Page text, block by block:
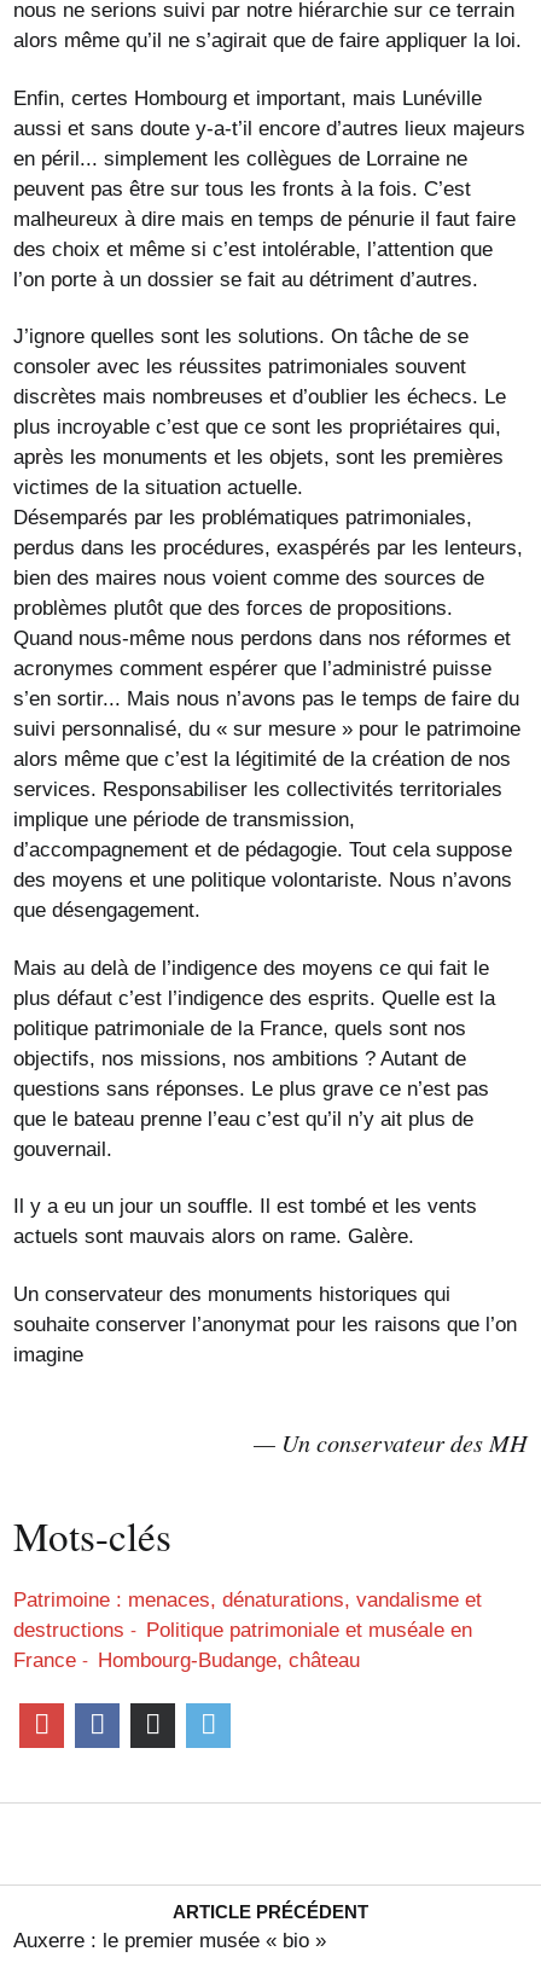
nous ne serions suivi par notre hiérarchie sur ce terrain
alors même qu’il ne s’agirait que de faire appliquer la loi.
Enfin, certes Hombourg et important, mais Lunéville
aussi et sans doute y-a-t’il encore d’autres lieux majeurs
en péril... simplement les collègues de Lorraine ne
peuvent pas être sur tous les fronts à la fois. C’est
malheureux à dire mais en temps de pénurie il faut faire
des choix et même si c’est intolérable, l’attention que
l’on porte à un dossier se fait au détriment d’autres.
J’ignore quelles sont les solutions. On tâche de se
consoler avec les réussites patrimoniales souvent
discrètes mais nombreuses et d’oublier les échecs. Le
plus incroyable c’est que ce sont les propriétaires qui,
après les monuments et les objets, sont les premières
victimes de la situation actuelle.
Désemparés par les problématiques patrimoniales,
perdus dans les procédures, exaspérés par les lenteurs,
bien des maires nous voient comme des sources de
problèmes plutôt que des forces de propositions.
Quand nous-même nous perdons dans nos réformes et
acronymes comment espérer que l’administré puisse
s’en sortir... Mais nous n’avons pas le temps de faire du
suivi personnalisé, du « sur mesure » pour le patrimoine
alors même que c’est la légitimité de la création de nos
services. Responsabiliser les collectivités territoriales
implique une période de transmission,
d’accompagnement et de pédagogie. Tout cela suppose
des moyens et une politique volontariste. Nous n’avons
que désengagement.
Mais au delà de l’indigence des moyens ce qui fait le
plus défaut c’est l’indigence des esprits. Quelle est la
politique patrimoniale de la France, quels sont nos
objectifs, nos missions, nos ambitions ? Autant de
questions sans réponses. Le plus grave ce n’est pas
que le bateau prenne l’eau c’est qu’il n’y ait plus de
gouvernail.
Il y a eu un jour un souffle. Il est tombé et les vents
actuels sont mauvais alors on rame. Galère.
Un conservateur des monuments historiques qui
souhaite conserver l’anonymat pour les raisons que l’on
imagine
Un conservateur des MH
Mots-clés
Patrimoine : menaces, dénaturations, vandalisme et
destructions
Politique patrimoniale et muséale en
France
Hombourg-Budange, château
ARTICLE PRÉCÉDENT
Auxerre : le premier musée « bio »